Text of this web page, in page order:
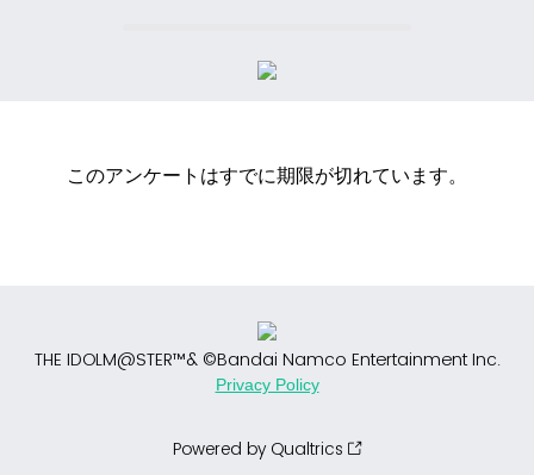
このアンケートはすでに期限が切れています。
THE IDOLM@STER™& ©Bandai Namco Entertainment Inc.
Privacy Policy
Powered by Qualtrics